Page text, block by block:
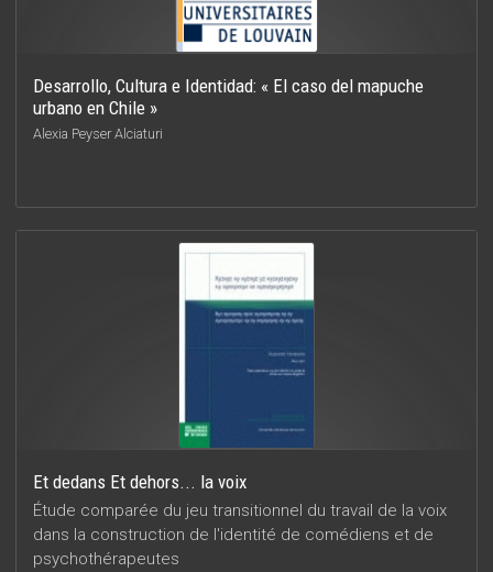
Desarrollo, Cultura e Identidad: « El caso del mapuche
urbano en Chile »
Alexia Peyser Alciaturi
Et dedans Et dehors... la voix
Étude comparée du jeu transitionnel du travail de la voix
dans la construction de l'identité de comédiens et de
psychothérapeutes